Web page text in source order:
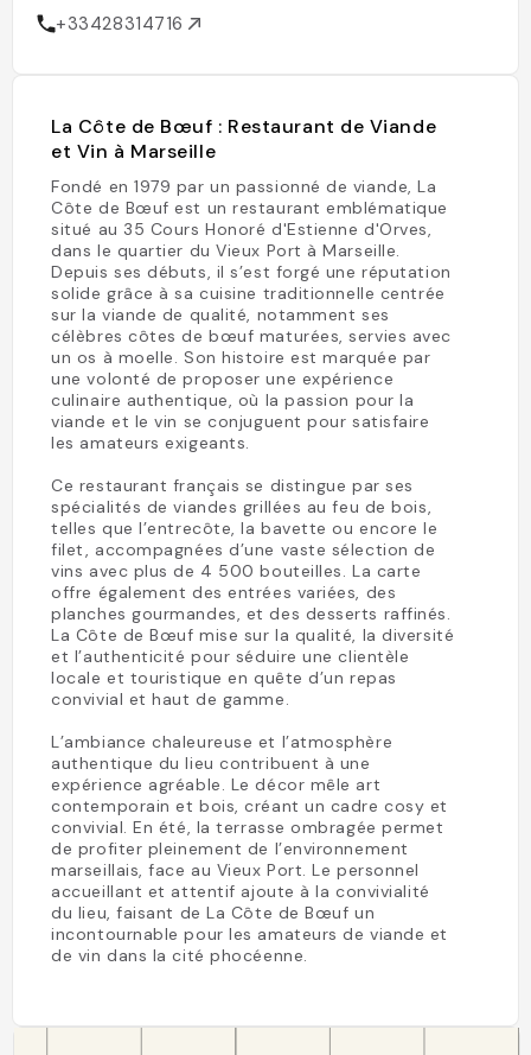
+33428314716
La Côte de Bœuf : Restaurant de Viande
et Vin à Marseille
Fondé en 1979 par un passionné de viande, La
Côte de Bœuf est un restaurant emblématique
situé au 35 Cours Honoré d'Estienne d'Orves,
dans le quartier du Vieux Port à Marseille.
Depuis ses débuts, il s’est forgé une réputation
solide grâce à sa cuisine traditionnelle centrée
sur la viande de qualité, notamment ses
célèbres côtes de bœuf maturées, servies avec
un os à moelle. Son histoire est marquée par
une volonté de proposer une expérience
culinaire authentique, où la passion pour la
viande et le vin se conjuguent pour satisfaire
les amateurs exigeants.
Ce restaurant français se distingue par ses
spécialités de viandes grillées au feu de bois,
telles que l’entrecôte, la bavette ou encore le
filet, accompagnées d’une vaste sélection de
vins avec plus de 4 500 bouteilles. La carte
offre également des entrées variées, des
planches gourmandes, et des desserts raffinés.
La Côte de Bœuf mise sur la qualité, la diversité
et l’authenticité pour séduire une clientèle
locale et touristique en quête d’un repas
convivial et haut de gamme.
L’ambiance chaleureuse et l’atmosphère
authentique du lieu contribuent à une
expérience agréable. Le décor mêle art
contemporain et bois, créant un cadre cosy et
convivial. En été, la terrasse ombragée permet
de profiter pleinement de l’environnement
marseillais, face au Vieux Port. Le personnel
accueillant et attentif ajoute à la convivialité
du lieu, faisant de La Côte de Bœuf un
incontournable pour les amateurs de viande et
de vin dans la cité phocéenne.